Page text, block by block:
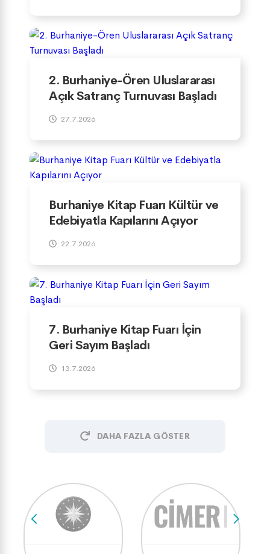
2. Burhaniye-Ören Uluslararası
Açık Satranç Turnuvası Başladı
27.7.2026
Burhaniye Kitap Fuarı Kültür ve
Edebiyatla Kapılarını Açıyor
22.7.2026
7. Burhaniye Kitap Fuarı İçin
Geri Sayım Başladı
13.7.2026
DAHA FAZLA GÖSTER